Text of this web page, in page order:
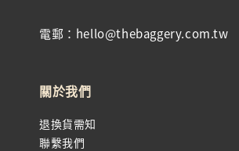
電郵：hello@thebaggery.com.tw
關於我們
退換貨需知
聯繫我們